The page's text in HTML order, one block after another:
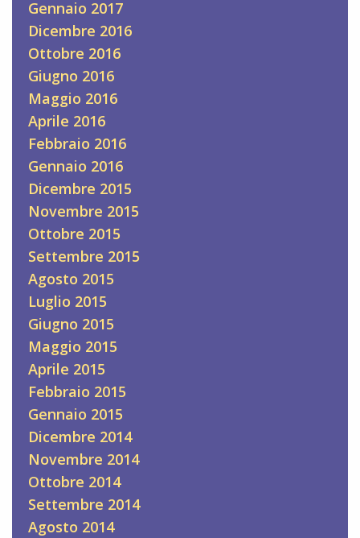
Gennaio 2017
Dicembre 2016
Ottobre 2016
Giugno 2016
Maggio 2016
Aprile 2016
Febbraio 2016
Gennaio 2016
Dicembre 2015
Novembre 2015
Ottobre 2015
Settembre 2015
Agosto 2015
Luglio 2015
Giugno 2015
Maggio 2015
Aprile 2015
Febbraio 2015
Gennaio 2015
Dicembre 2014
Novembre 2014
Ottobre 2014
Settembre 2014
Agosto 2014